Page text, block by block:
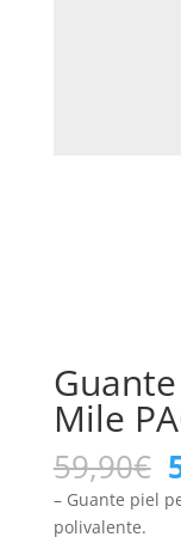
Mile
59,90€
– Guante piel
polivalente.